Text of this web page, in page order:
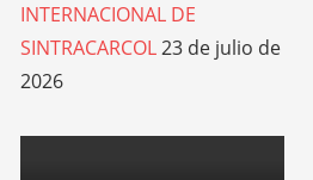
INTERNACIONAL DE
SINTRACARCOL23 de julio de
2026